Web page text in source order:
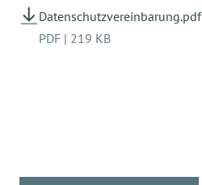
Datenschutzvereinbarung.pdf
PDF | 219 KB